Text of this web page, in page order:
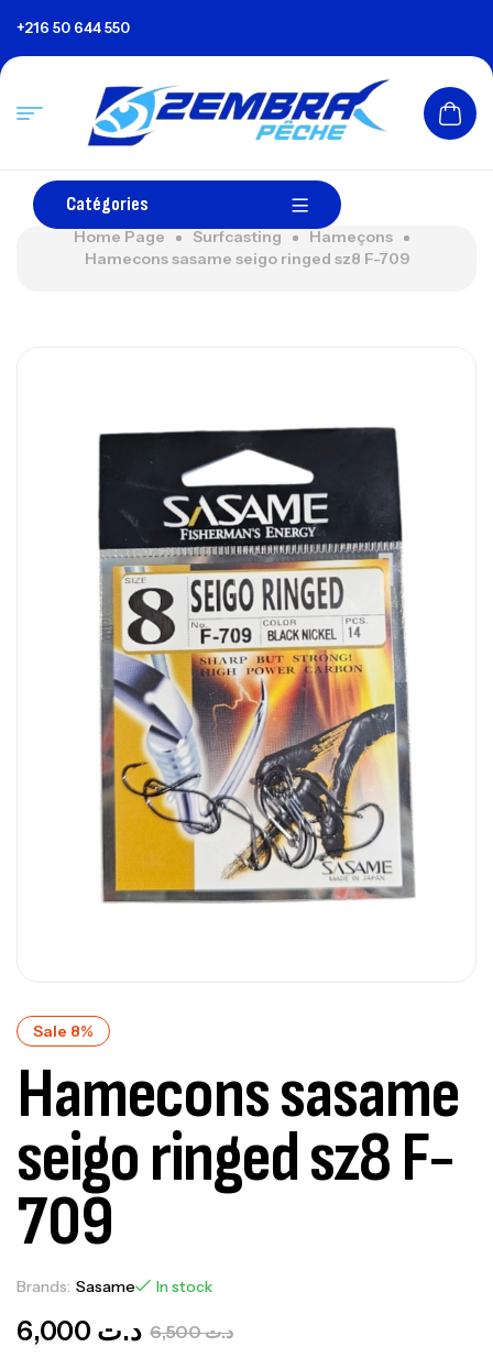
+216 50 644 550
Catégories
Home Page Surfcasting
Hameçons
Hamecons sasame seigo ringed sz8 F-709
Sale 8%
Hamecons sasame
seigo ringed sz8 F-
709
Brands: Sasame In stock
د.ت6,500 د.ت